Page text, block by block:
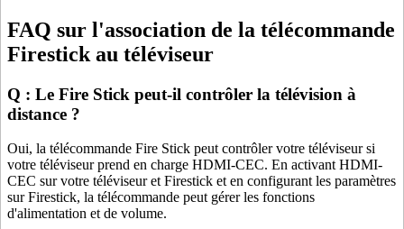
FAQ sur l'association de la télécommande
Firestick au téléviseur
Q : Le Fire Stick peut-il contrôler la télévision à
distance ?
Oui, la télécommande Fire Stick peut contrôler votre téléviseur si
votre téléviseur prend en charge HDMI-CEC. En activant HDMI-
CEC sur votre téléviseur et Firestick et en configurant les paramètres
sur Firestick, la télécommande peut gérer les fonctions
d'alimentation et de volume.